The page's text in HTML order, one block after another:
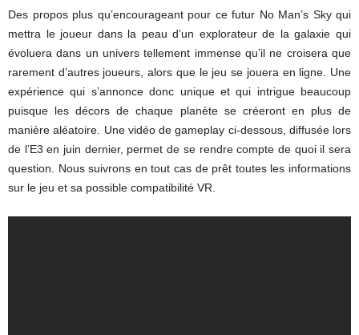
Des propos plus qu’encourageant pour ce futur No Man’s Sky qui
mettra le joueur dans la peau d’un explorateur de la galaxie qui
évoluera dans un univers tellement immense qu’il ne croisera que
rarement d’autres joueurs, alors que le jeu se jouera en ligne. Une
expérience qui s’annonce donc unique et qui intrigue beaucoup
puisque les décors de chaque planète se créeront en plus de
manière aléatoire. Une vidéo de gameplay ci-dessous, diffusée lors
de l’E3 en juin dernier, permet de se rendre compte de quoi il sera
question. Nous suivrons en tout cas de prêt toutes les informations
sur le jeu et sa possible compatibilité VR.